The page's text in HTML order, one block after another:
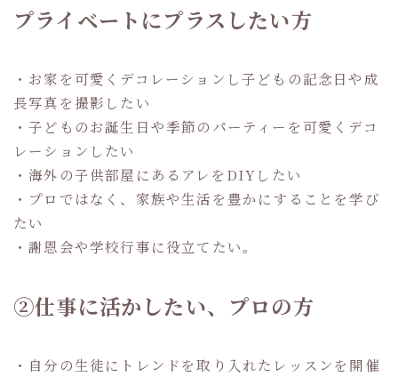
プライベートにプラスしたい方
・お家を可愛くデコレーションし子どもの記念日や成
長写真を撮影したい
・子どものお誕生日や季節のパーティーを可愛くデコ
レーションしたい
・海外の子供部屋にあるアレをDIYしたい
・プロではなく、家族や生活を豊かにすることを学び
たい
・謝恩会や学校行事に役立てたい。
②仕事に活かしたい、プロの方
・自分の生徒にトレンドを取り入れたレッスンを開催